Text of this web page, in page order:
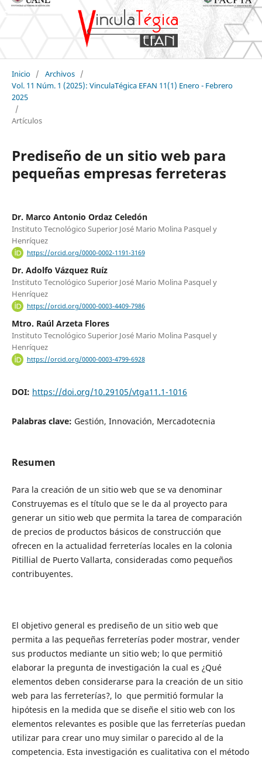
Inicio / Archivos /
Vol. 11 Núm. 1 (2025): VinculaTégica EFAN 11(1) Enero - Febrero
2025
/
Artículos
Prediseño de un sitio web para
pequeñas empresas ferreteras
Dr. Marco Antonio Ordaz Celedón
Instituto Tecnológico Superior José Mario Molina Pasquel y
Henríquez
https://orcid.org/0000-0002-1191-3169
Dr. Adolfo Vázquez Ruíz
Instituto Tecnológico Superior José Mario Molina Pasquel y
Henríquez
https://orcid.org/0000-0003-4409-7986
Mtro. Raúl Arzeta Flores
Instituto Tecnológico Superior José Mario Molina Pasquel y
Henríquez
https://orcid.org/0000-0003-4799-6928
DOI: https://doi.org/10.29105/vtga11.1-1016
Palabras clave: Gestión, Innovación, Mercadotecnia
Resumen
Para la creación de un sitio web que se va denominar
Construyemas es el título que se le da al proyecto para
generar un sitio web que permita la tarea de comparación
de precios de productos básicos de construcción que
ofrecen en la actualidad ferreterías locales en la colonia
Pitillial de Puerto Vallarta, consideradas como pequeños
contribuyentes.
El objetivo general es prediseño de un sitio web que
permita a las pequeñas ferreterías poder mostrar, vender
sus productos mediante un sitio web; lo que permitió
elaborar la pregunta de investigación la cual es ¿Qué
elementos deben considerarse para la creación de un sitio
web para las ferreterías?, lo que permitió formular la
hipótesis en la medida que se diseñe el sitio web con los
elementos relevantes es posible que las ferreterías puedan
utilizar para crear uno muy similar o parecido al de la
competencia. Esta investigación es cualitativa con el método